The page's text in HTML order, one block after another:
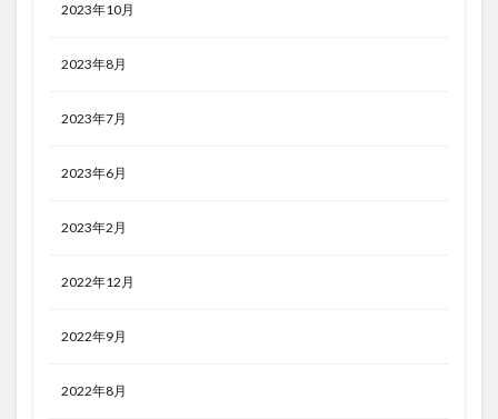
2023年10月
2023年8月
2023年7月
2023年6月
2023年2月
2022年12月
2022年9月
2022年8月